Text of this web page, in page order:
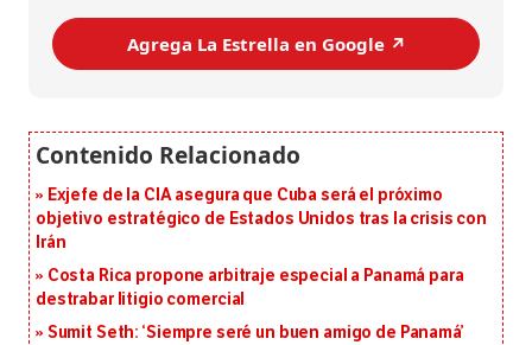
Agrega La Estrella en Google ↗️
Exjefe de la CIA asegura que Cuba será el próximo
objetivo estratégico de Estados Unidos tras la crisis con
Irán
Costa Rica propone arbitraje especial a Panamá para
destrabar litigio comercial
Sumit Seth: ‘Siempre seré un buen amigo de Panamá’